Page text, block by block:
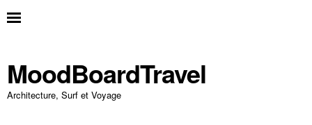
MoodBoardTravel
Architecture, Surf et Voyage